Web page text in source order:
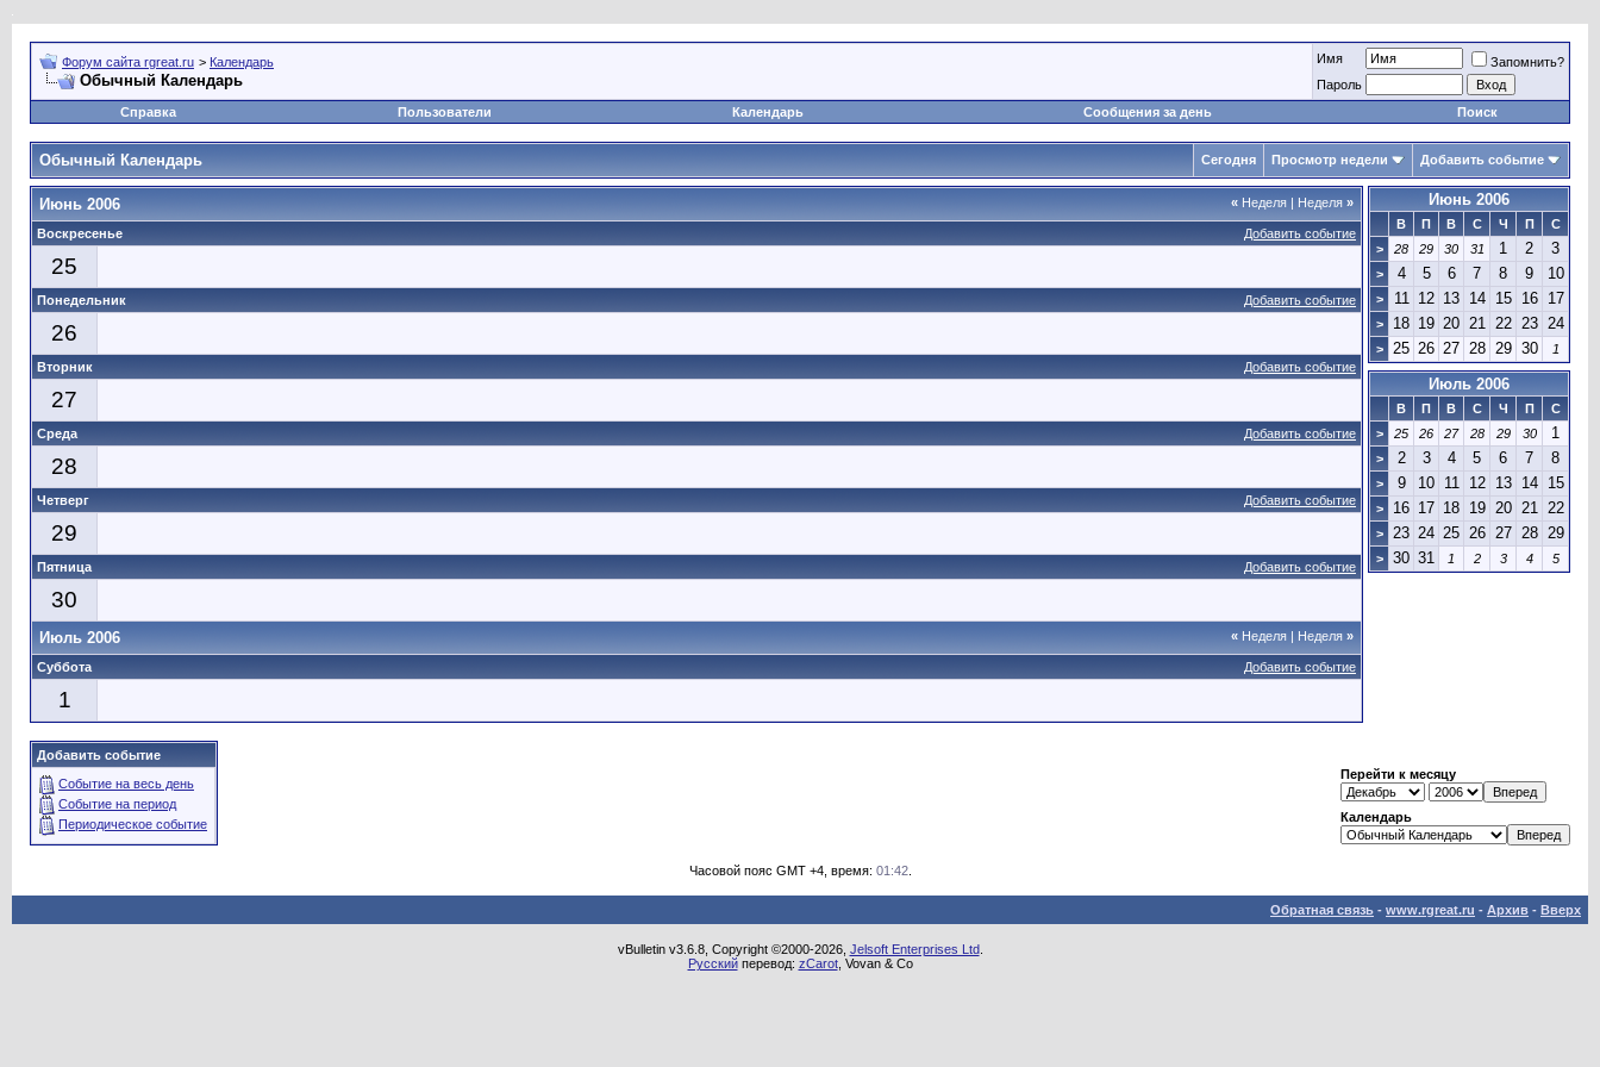
Форум сайта rgreat.ru > Календарь
Обычный Календарь
Имя
Запомнить?
Пароль
Справка
Пользователи Календарь Сообщения за день Поиск
Обычный Календарь Сегодня Просмотр недели Добавить событие
« Неделя | Неделя »
Июнь 2006
Добавить событие
Воскресенье
25
Добавить событие
Понедельник
26
Добавить событие
Вторник
27
Добавить событие
Среда
28
Добавить событие
Четверг
29
Добавить событие
Пятница
30
« Неделя | Неделя »
Июль 2006
Добавить событие
Суббота
1
Июнь 2006
В П В С Ч П
С
>
28 29 30 31 1 2 3
> 4 5 6 7 8 9 10
> 11 12 13 14 15 16 17
> 18 19 20 21 22 23 24
> 25 26 27 28 29 30 1
Июль 2006
В П В С Ч П
С
>
25 26 27 28 29 30 1
> 2 3 4 5 6 7 8
> 9 10 11 12 13 14 15
> 16 17 18 19 20 21 22
> 23 24 25 26 27 28 29
> 30 31 1 2 3 4 5
Добавить событие
Событие на весь день
Событие на период
Периодическое событие
Перейти к месяцу
Календарь
Часовой пояс GMT +4, время: 01:42.
Обратная связь - www.rgreat.ru - Архив - Вверх
vBulletin v3.6.8, Copyright ©2000-2026, Jelsoft Enterprises Ltd.
Русскийперевод: zCarot, Vovan & Co